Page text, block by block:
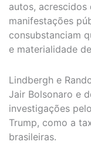
autos,
manifestações
consubstanciam
e materialidade
Lindbergh e
Jair Bolsonaro e
investigações
Trump, como a
brasileiras.